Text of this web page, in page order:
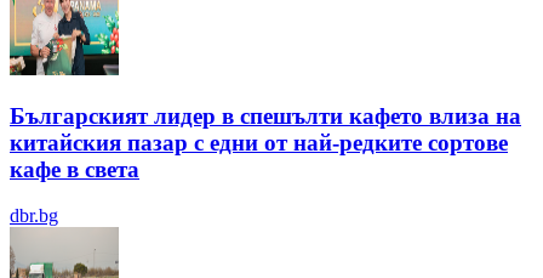
Българският лидер в спешълти кафето влиза на
китайския пазар с едни от най-редките сортове
кафе в света
dbr.bg